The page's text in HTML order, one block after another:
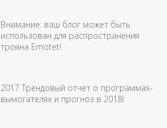
Внимание: ваш блог может быть
использован для распространения
трояна Emotet!
2017 Трендовый отчет о программах-
вымогателях и прогноз в 2018!